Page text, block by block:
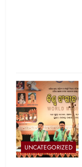
UNCATEGORIZED